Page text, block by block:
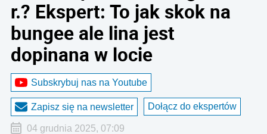
r.? Ekspert: To jak skok na
bungee ale lina jest
dopinana w locie
Subskrybuj nas na Youtube
Zapisz się na newsletter Dołącz do ekspertów
04 grudnia 2025, 07:09